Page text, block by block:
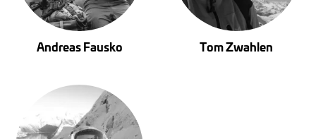
Andreas Fausko Tom Zwahlen